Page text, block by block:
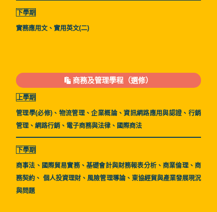
下學期
實務應用文、實用英文(二)
商務及管理學程（選修）
上學期
管理學(必修)、物流管理、企業概論、資訊網路應用與認證、行銷
管理、網路行銷、電子商務與法律、國際商法
下學期
商事法、國際貿易實務、基礎會計與財務報表分析、商業倫理、商
務契約、 個人投資理財、風險管理導論、東協經貿與產業發展現況
與問題